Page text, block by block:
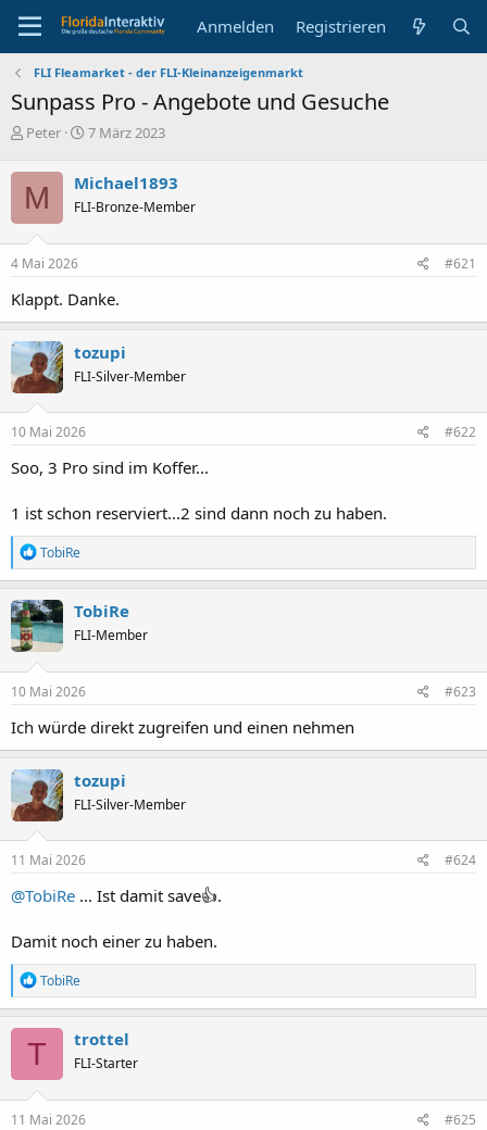
Anmelden Registrieren
FLI Fleamarket - der FLI-Kleinanzeigenmarkt
Sunpass Pro - Angebote und Gesuche
E
s
t
e
l
l
e
Peter
E
t
e
l
m
7 März 2023
M Michael1893
FLI-Bronze-Member
4 Mai 2026 #621
Klappt. Danke.
tozupi
FLI-Silver-Member
10 Mai 2026 #622
Soo, 3 Pro sind im Koffer...
1 ist schon reserviert...2 sind dann noch zu haben.
R
e
a
k
t
i
o
n
e
:
TobiRe
TobiRe
FLI-Member
10 Mai 2026 #623
Ich würde direkt zugreifen und einen nehmen
tozupi
FLI-Silver-Member
11 Mai 2026 #624
@TobiRe ... Ist damit save👍.
Damit noch einer zu haben.
R
e
a
k
t
o
n
e
TobiRe
T trottel
FLI-Starter
11 Mai 2026 #625